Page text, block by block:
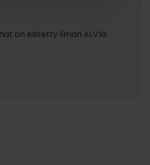
on esitetty ilman ALV:ia.